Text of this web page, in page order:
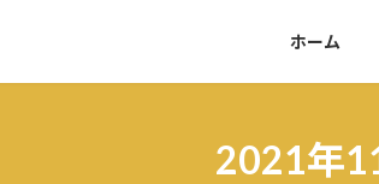
ホーム
2021年